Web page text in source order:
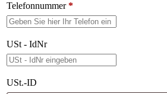
Telefonnummer*
USt - IdNr
USt.-ID